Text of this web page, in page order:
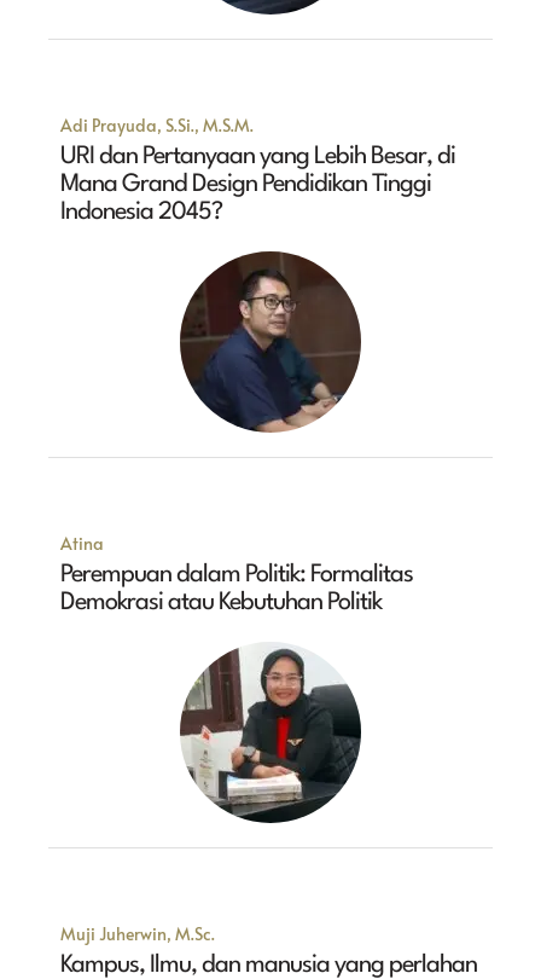
Adi Prayuda, S.Si., M.S.M.
URI dan Pertanyaan yang Lebih Besar, di
Mana Grand Design Pendidikan Tinggi
Indonesia 2045?
Atina
Perempuan dalam Politik: Formalitas
Demokrasi atau Kebutuhan Politik
Muji Juherwin, M.Sc.
Kampus, Ilmu, dan manusia yang perlahan